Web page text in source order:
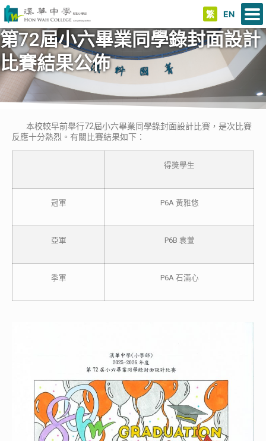
繁 EN
第72屆小六畢業同學錄封面設計
比賽結果公佈
本校較早前舉行72屆小六畢業同學錄封面設計比賽，是次比賽
反應十分熱烈。有關比賽結果如下：
得獎學生
冠軍 P6A 黃雅悠
亞軍 P6B 袁萱
季軍 P6A 石滿心